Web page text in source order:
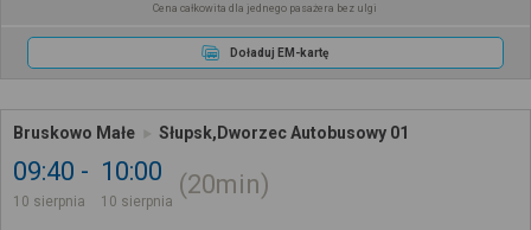
Cena całkowita dla jednego pasażera bez ulgi
Doładuj EM-kartę
Bruskowo Małe Słupsk,Dworzec Autobusowy 01
09:40
10 sierpnia
10:00
10 sierpnia
20min